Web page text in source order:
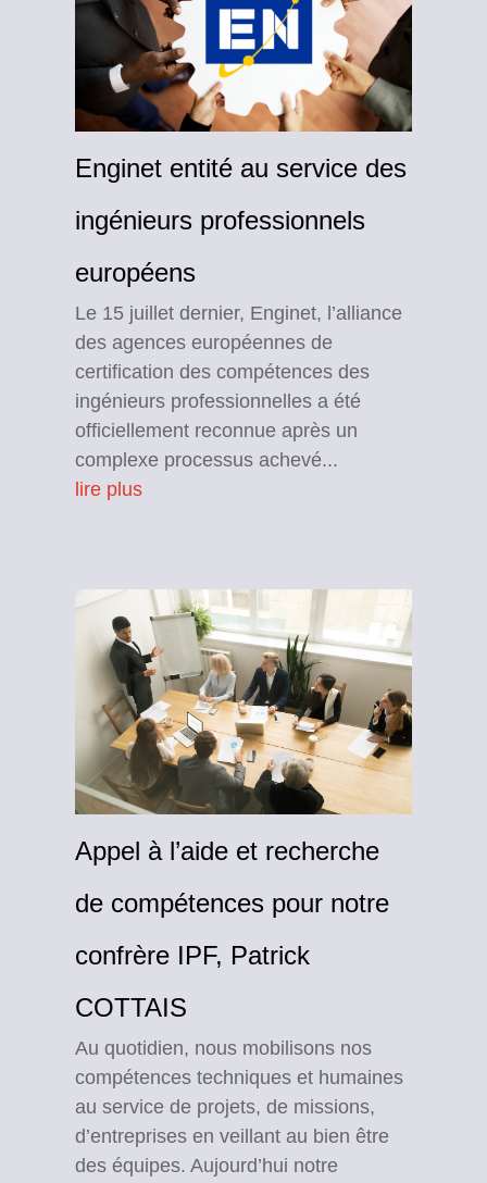
Enginet entité au service des
ingénieurs professionnels
européens
Le 15 juillet dernier, Enginet, l’alliance
des agences européennes de
certification des compétences des
ingénieurs professionnelles a été
officiellement reconnue après un
complexe processus achevé...
lire plus
Appel à l’aide et recherche
de compétences pour notre
confrère IPF, Patrick
COTTAIS
Au quotidien, nous mobilisons nos
compétences techniques et humaines
au service de projets, de missions,
d’entreprises en veillant au bien être
des équipes. Aujourd’hui notre